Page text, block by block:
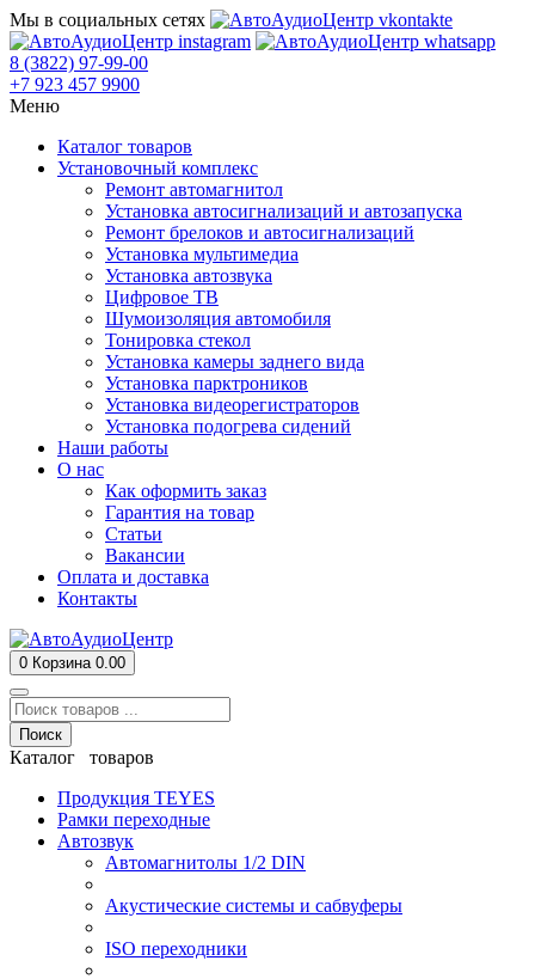
Мы в социальных сетях
8 (3822) 97-99-00
+7 923 457 9900
Меню
Каталог товаров
Установочный комплекс
Ремонт автомагнитол
Установка автосигнализаций и автозапуска
Ремонт брелоков и автосигнализаций
Установка мультимедиа
Установка автозвука
Цифровое ТВ
Шумоизоляция автомобиля
Тонировка стекол
Установка камеры заднего вида
Установка парктроников
Установка видеорегистраторов
Установка подогрева сидений
Наши работы
О нас
Как оформить заказ
Гарантия на товар
Статьи
Вакансии
Оплата и доставка
Контакты
0 Корзина 0.00
Поиск
Каталог товаров
Продукция TEYES
Рамки переходные
Автозвук
Автомагнитолы 1/2 DIN
Акустические системы и сабвуферы
ISO переходники